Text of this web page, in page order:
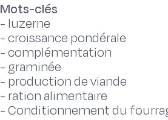
Mots-clés
- luzerne
-croissance pondérale
-complémentation
- graminée
- production de viande
- ration alimentaire
-Conditionnement du